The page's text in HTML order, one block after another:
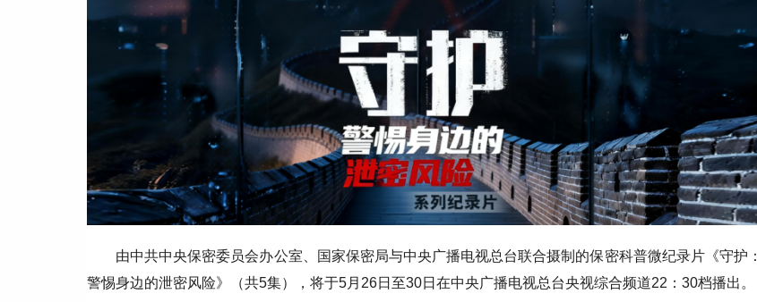
由中共中央保密委员会办公室、国家保密局与中央广播电视总台联合摄制的保密科普微纪录片《守护：
警惕身边的泄密风险》（共5集），将于5月26日至30日在中央广播电视总台央视综合频道22：30档播出。